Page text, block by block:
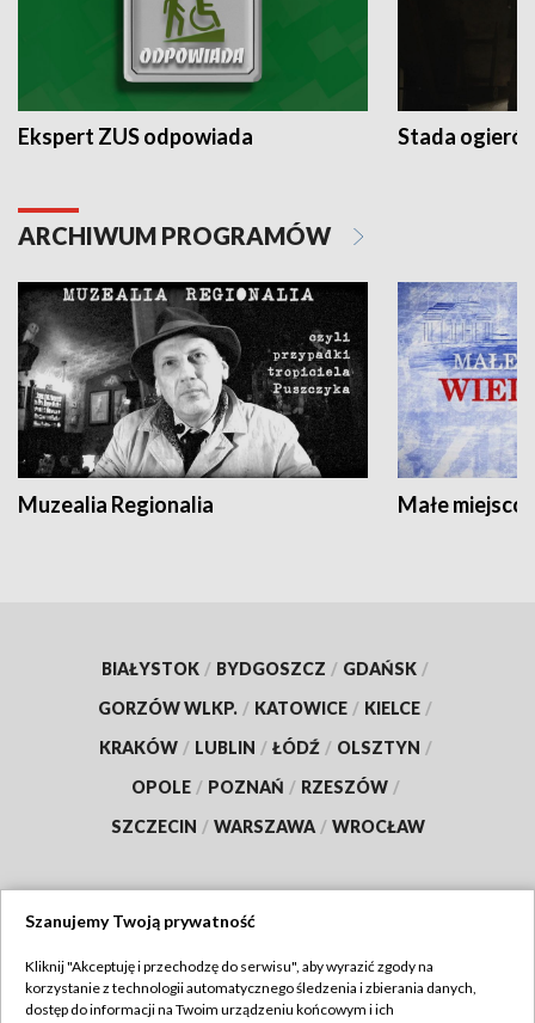
Ekspert ZUS odpowiada Stada
ARCHIWUM PROGRAMÓW
Muzealia Regionalia Małe
BIAŁYSTOK / BYDGOSZCZ / GDAŃSK /
GORZÓW WLKP. / KATOWICE / KIELCE /
KRAKÓW / LUBLIN / ŁÓDŹ / OLSZTYN /
OPOLE / POZNAŃ / RZESZÓW /
SZCZECIN / WARSZAWA / WROCŁAW
TVP
Szanujemy Twoją prywatność
Kliknij "Akceptuję i przechodzę do serwisu", aby wyrazić zgody na
korzystanie z technologii automatycznego śledzenia i zbierania danych,
dostęp do informacji na Twoim urządzeniu końcowym i ich